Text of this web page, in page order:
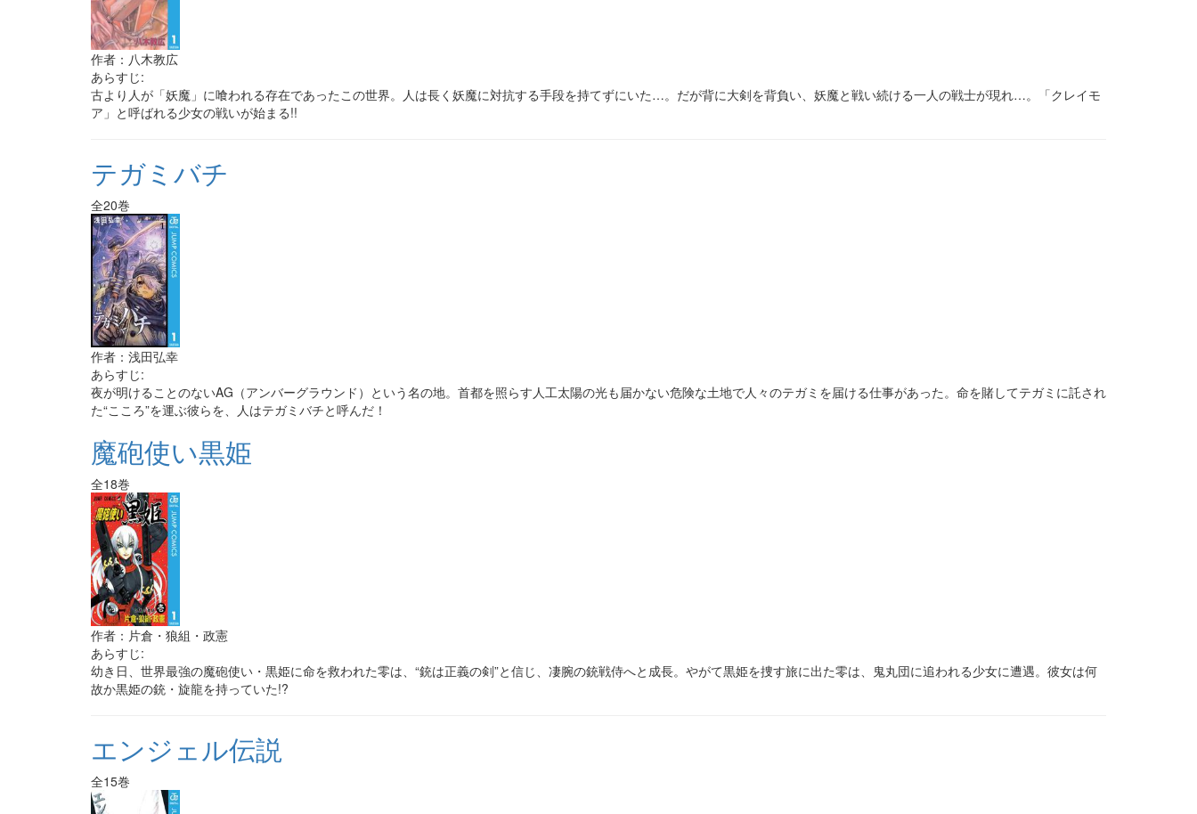
作者：八木教広
あらすじ:
古より人が「妖魔」に喰われる存在であったこの世界。人は長く妖魔に対抗する手段を持てずにいた…。だが背に大剣を背負い、妖魔と戦い続ける一人の戦士が現れ…。「クレイモ
ア」と呼ばれる少女の戦いが始まる!!
テガミバチ
全20巻
作者：浅田弘幸
あらすじ:
夜が明けることのないAG（アンバーグラウンド）という名の地。首都を照らす人工太陽の光も届かない危険な土地で人々のテガミを届ける仕事があった。命を賭してテガミに託され
た“こころ”を運ぶ彼らを、人はテガミバチと呼んだ！
魔砲使い黒姫
全18巻
作者：片倉・狼組・政憲
あらすじ:
幼き日、世界最強の魔砲使い・黒姫に命を救われた零は、“銃は正義の剣”と信じ、凄腕の銃戦侍へと成長。やがて黒姫を捜す旅に出た零は、鬼丸団に追われる少女に遭遇。彼女は何
故か黒姫の銃・旋龍を持っていた!?
エンジェル伝説
全15巻